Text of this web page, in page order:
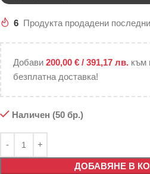
6 Продукта продадени
Добави 200,00 € / 391,17 лв. към
безплатна доставка!
Наличен (50 бр.)
ДОБАВЯНЕ В